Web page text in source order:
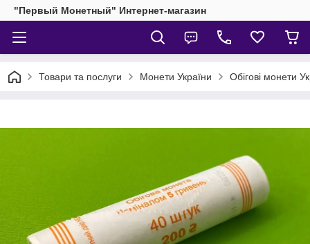
"Первый Монетный" Интернет-магазин
Товари та послуги Монети України Обігові монети